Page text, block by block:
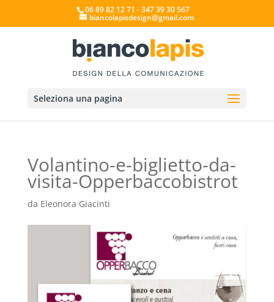
06 89 82 12 71 - 347 39 30 567
biancolapisdesign@gmail.com
Seleziona una pagina
Volantino-e-biglietto-da-
visita-Opperbaccobistrot
da Eleonora Giacinti